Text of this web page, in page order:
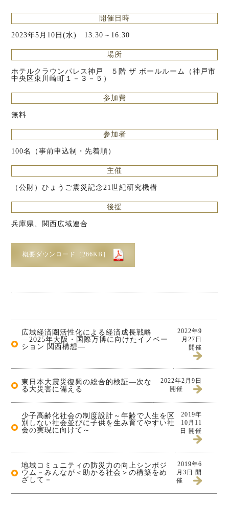
開催日時
2023年5月10日(水) 13:30～16:30
場所
ホテルクラウンパレス神戸 ５階 ザ ボールルーム（神戸市
中央区東川崎町１－３－５）
参加費
無料
参加者
100名（事前申込制・先着順）
主催
（公財）ひょうご震災記念21世紀研究機構
後援
兵庫県、関西広域連合
概要ダウンロード［266KB］
広域経済圏活性化による経済成長戦略
―2025年大阪・国際万博に向けたイノベー
ション 関西構想―
2022年9
月27日
開催
東日本大震災復興の総合的検証―次な
る大災害に備える
2022年2月9日
開催
少子高齢化社会の制度設計～年齢で人生を区
別しない社会並びに子供を生み育てやすい社
会の実現に向けて～
2019年
10月11
日 開催
地域コミュニティの防災力の向上シンポジ
ウム－みんなが＜助かる社会＞の構築をめ
ざして－
2019年6
月3日 開
催